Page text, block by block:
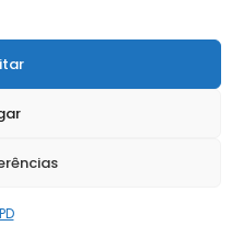
AMB para o seu evento